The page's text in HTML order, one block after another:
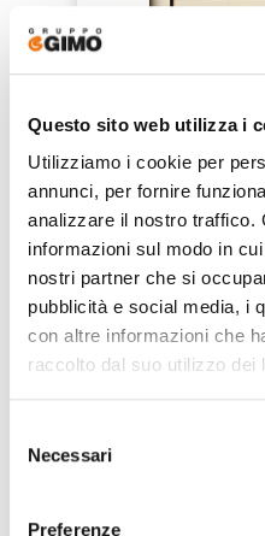
Questo sito web utilizza i
Utilizziamo i cookie per
annunci, per fornire
analizzare il nostro traffico.
informazioni sul modo in
nostri partner che si
pubblicità e social media, i
con altre informazioni che
raccolto dal suo utilizzo dei
delNecessari
Preferenze
ARTUR
byVolpi